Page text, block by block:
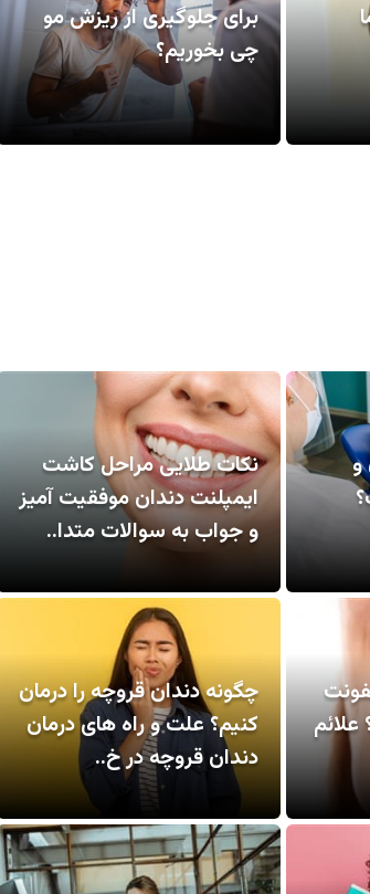
برای جلوگیری از ریزش مو
چی بخوریم؟
و
نکات طلایی مراحل کاشت
ایمپلنت دندان موفقیت آمیز
و جواب به سوالات متدا..
چگونه دندان قروچه را درمان
کنیم؟ علت و راه های درمان
دندان قروچه در خ..